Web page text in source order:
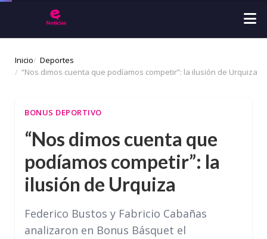
Inicio
Deportes
“Nos dimos cuenta que podíamos competir”: la ilusión de Urquiza
BONUS DEPORTIVO
“Nos dimos cuenta que
podíamos competir”: la
ilusión de Urquiza
Federico Bustos y Fabricio Cabañas
analizaron en Bonus Básquet el